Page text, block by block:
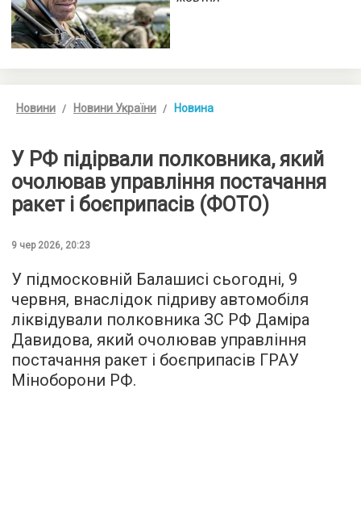
Новини Новини України Новина
У РФ підірвали полковника, який
очолював управління постачання
ракет і боєприпасів (ФОТО)
9 чер 2026, 20:23
У підмосковній Балашисі сьогодні, 9
червня, внаслідок підриву автомобіля
ліквідували полковника ЗС РФ Даміра
Давидова, який очолював управління
постачання ракет і боєприпасів ГРАУ
Міноборони РФ.